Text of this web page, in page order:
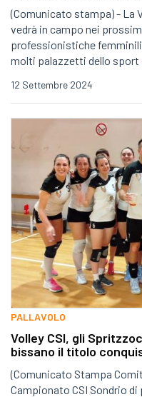
(Comunicato stampa) - La
vedrà in campo nei
professionistiche femminili
molti palazzetti dello sport
12 Settembre 2024
PALLAVOLO
Volley CSI, gli
bissano il titolo
(Comunicato Stampa
Campionato CSI Sondrio